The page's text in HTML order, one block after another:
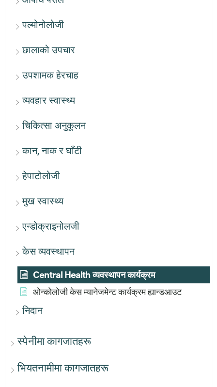
पल्मोनोलोजी
छालाको उपचार
उपशामक हेरचाह
व्यवहार स्वास्थ्य
चिकित्सा अनुकूलन
कान, नाक र घाँटी
हेपाटोलोजी
मुख स्वास्थ्य
एन्डोक्राइनोलजी
केस व्यवस्थापन
Central Health व्यवस्थापन कार्यक्रम
ओन्कोलोजी केस म्यानेजमेन्ट कार्यक्रम ह्यान्डआउट
निदान
स्पेनीमा कागजातहरू
भियतनामीमा कागजातहरू